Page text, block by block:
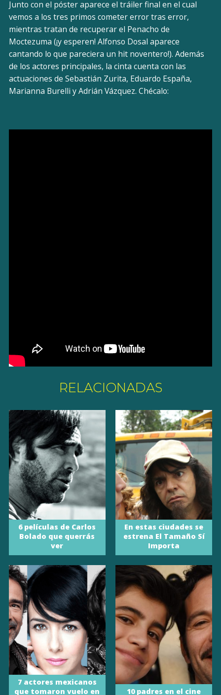
Junto con el póster aparece el tráiler final en el cual
vemos a los tres primos cometer error tras error,
mientras tratan de recuperar el Penacho de
Moctezuma (¡y esperen! Alfonso Dosal aparece
cantando lo que pareciera un hit noventero!). Además
de los actores principales, la cinta cuenta con las
actuaciones de Sebastián Zurita, Eduardo España,
Marianna Burelli y Adrián Vázquez. Chécalo:
RELACIONADAS
6 películas de Carlos
Bolado que querrás
ver
En estas ciudades se
estrena El Tamaño Sí
Importa
7 actores mexicanos
que tomaron vuelo en
10 padres en el cine